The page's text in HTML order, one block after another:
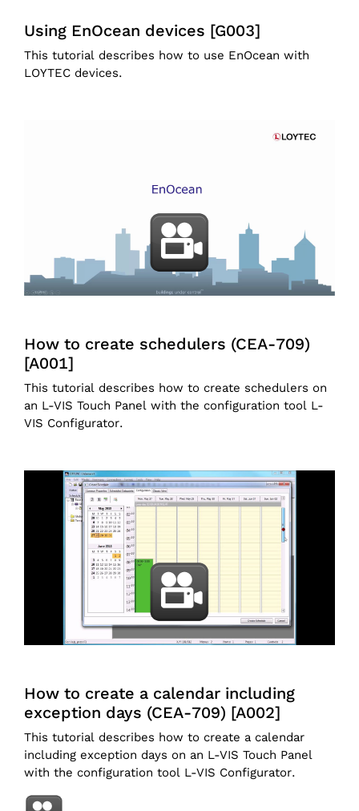
Using EnOcean devices [G003]
This tutorial describes how to use EnOcean with
LOYTEC devices.
How to create schedulers (CEA-709)
[A001]
This tutorial describes how to create schedulers on
an L-VIS Touch Panel with the configuration tool L-
VIS Configurator.
How to create a calendar including
exception days (CEA-709) [A002]
This tutorial describes how to create a calendar
including exception days on an L-VIS Touch Panel
with the configuration tool L-VIS Configurator.